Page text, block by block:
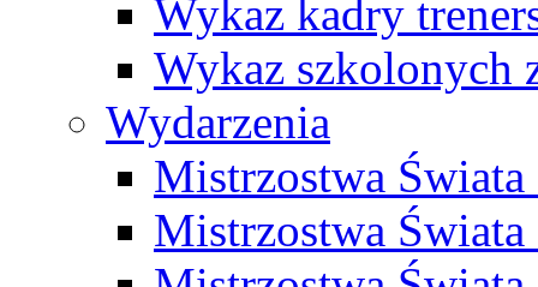
Wykaz kadry
Wykaz szkolonych
Wydarzenia
Mistrzostwa
Mistrzostwa